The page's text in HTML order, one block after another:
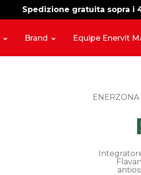
Spedizione gratuita sopra i
-15% free
Brand Equipe Enervit
ENERZONA